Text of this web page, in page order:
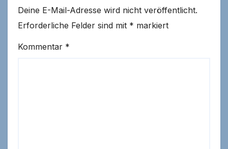
Deine E-Mail-Adresse wird nicht veröffentlicht.
Erforderliche Felder sind mit * markiert
Kommentar *